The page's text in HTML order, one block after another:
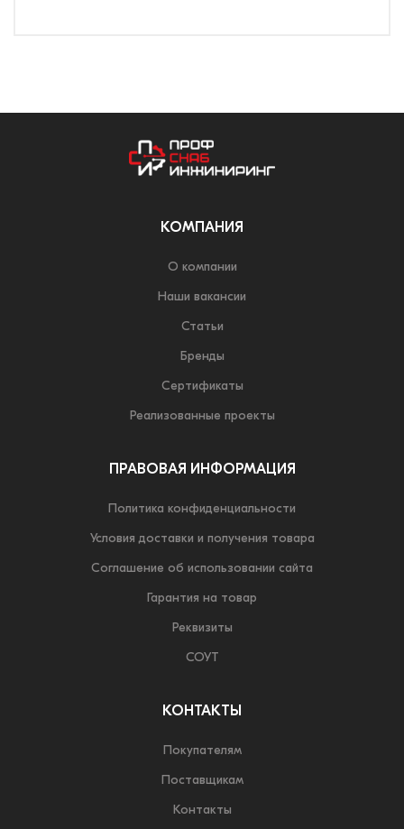
КОМПАНИЯ
О компании
Наши вакансии
Статьи
Бренды
Сертификаты
Реализованные проекты
ПРАВОВАЯ ИНФОРМАЦИЯ
Политика конфиденциальности
Условия доставки и получения товара
Соглашение об использовании сайта
Гарантия на товар
Реквизиты
СОУТ
КОНТАКТЫ
Покупателям
Поставщикам
Контакты